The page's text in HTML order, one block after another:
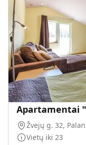
Apartamentai
Vietų iki 23